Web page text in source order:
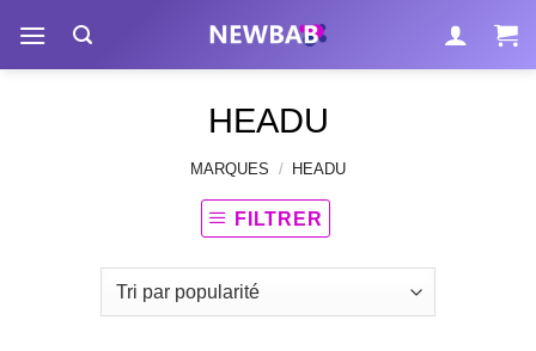
contenu
HEADU
MARQUES / HEADU
FILTRER